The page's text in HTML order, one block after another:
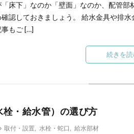
床下」なのか「壁面」なのか、配管部
認しておきましょう。 給水金具や排水
もご […]
続きを読
・給水管）の選び方
取付・設置 ,水栓・蛇口 ,給水部材